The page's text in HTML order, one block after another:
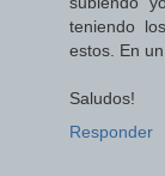
teniendo
estos. En
Saludos!
Responder